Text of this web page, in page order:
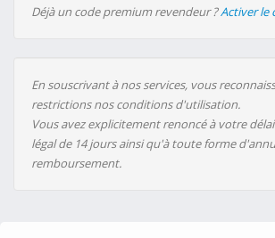
Déjà un code premium revendeur ?Activer le
En souscrivant à nos services, vous
restrictions nos conditions d'utilisation.
Vous avez explicitement renoncé à votre
légal de 14 jours ainsi qu'à toute forme
remboursement.